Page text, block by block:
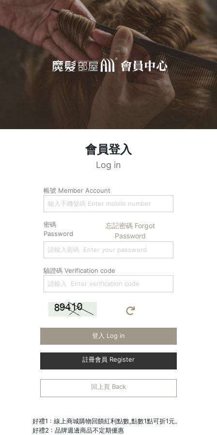
會員登入
Log in
帳號 Member Account
密碼
Password
忘記密碼 Forgot
Password
驗證碼 Verification code
登入 Log in
註冊會員 Register
回上頁 Back
好禮1 : 線上商城購物回饋紅利點數,點數1點可折1元。
好禮2 : 品牌週邊商品不定期優惠